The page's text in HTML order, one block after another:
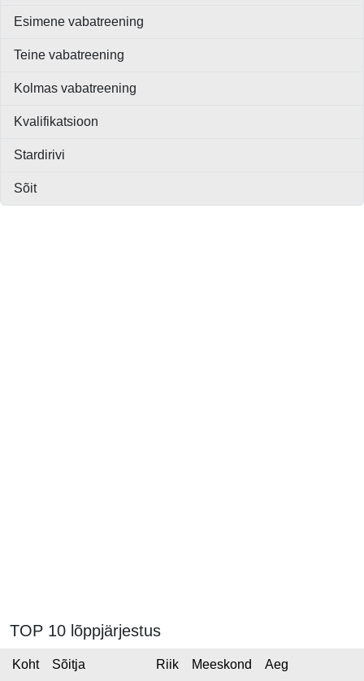
Esimene vabatreening
Teine vabatreening
Kolmas vabatreening
Kvalifikatsioon
Stardirivi
Sõit
TOP 10 lõppjärjestus
Koht Sõitja Riik Meeskond Aeg